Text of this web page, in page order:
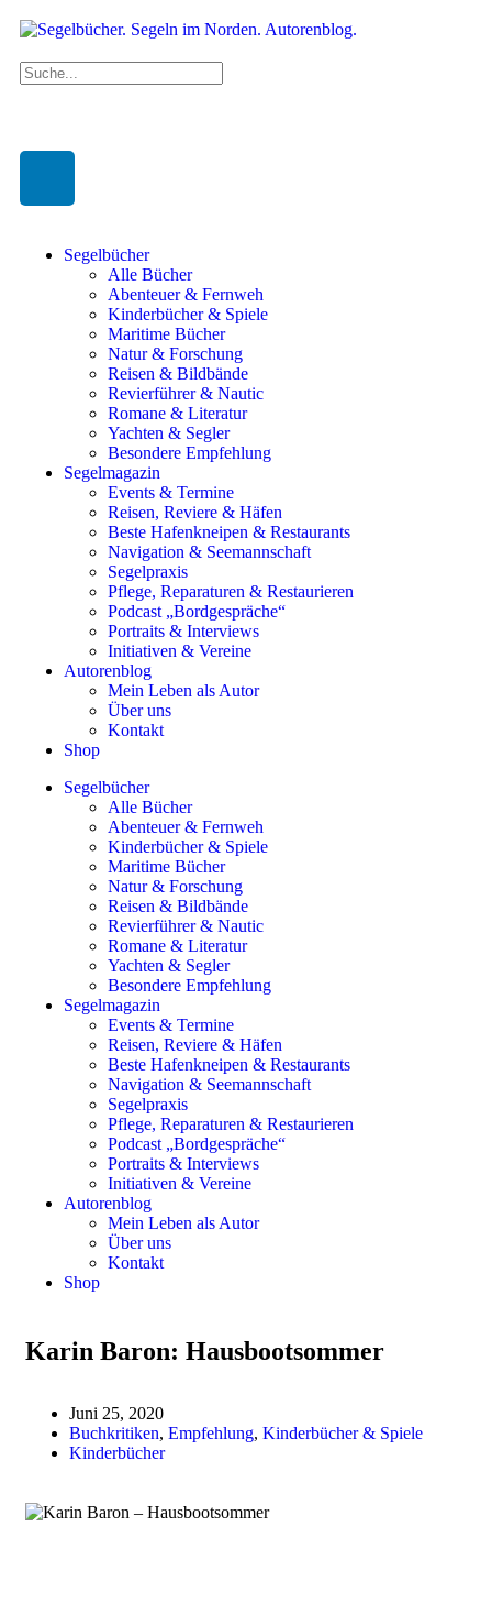
Segelbücher
Alle Bücher
Abenteuer & Fernweh
Kinderbücher & Spiele
Maritime Bücher
Natur & Forschung
Reisen & Bildbände
Revierführer & Nautic
Romane & Literatur
Yachten & Segler
Besondere Empfehlung
Segelmagazin
Events & Termine
Reisen, Reviere & Häfen
Beste Hafenkneipen & Restaurants
Navigation & Seemannschaft
Segelpraxis
Pflege, Reparaturen & Restaurieren
Podcast „Bordgespräche“
Portraits & Interviews
Initiativen & Vereine
Autorenblog
Mein Leben als Autor
Über uns
Kontakt
Shop
Segelbücher
Alle Bücher
Abenteuer & Fernweh
Kinderbücher & Spiele
Maritime Bücher
Natur & Forschung
Reisen & Bildbände
Revierführer & Nautic
Romane & Literatur
Yachten & Segler
Besondere Empfehlung
Segelmagazin
Events & Termine
Reisen, Reviere & Häfen
Beste Hafenkneipen & Restaurants
Navigation & Seemannschaft
Segelpraxis
Pflege, Reparaturen & Restaurieren
Podcast „Bordgespräche“
Portraits & Interviews
Initiativen & Vereine
Autorenblog
Mein Leben als Autor
Über uns
Kontakt
Shop
Karin Baron: Hausbootsommer
Juni 25, 2020
Buchkritiken, Empfehlung, Kinderbücher & Spiele
Kinderbücher